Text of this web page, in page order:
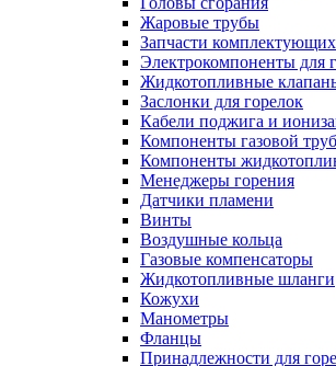
Жаровые трубы
Запчасти
Электрокомпоненты для
Жидкотопливные
Заслонки для горелок
Кабели поджига и
Компоненты газовой
Компоненты
Менеджеры горения
Датчики пламени
Винты
Воздушные кольца
Газовые компенсаторы
Жидкотопливные шланги
Кожухи
Манометры
Фланцы
Принадлежности для